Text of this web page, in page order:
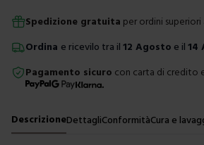
Spedizione gratuita per ordini superiori
Ordina e ricevilo tra il 12 Agosto e il 14
Pagamento sicuro con carta di credito
DescrizioneDettagliConformitàCura e